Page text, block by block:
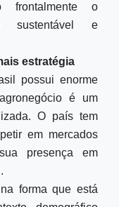
frontalmente o
sustentável e
estratégia
possui enorme
é um
O país tem
em mercados
presença em
forma que está